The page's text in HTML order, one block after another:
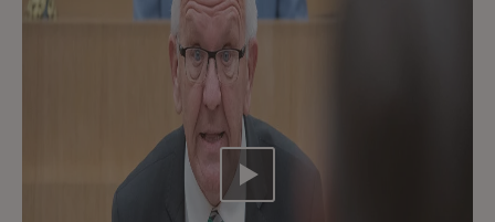
Video abspielen